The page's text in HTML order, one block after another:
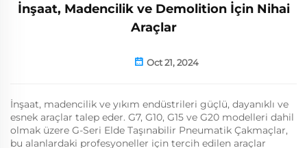
İnşaat, Madencilik ve Demolition İçin Nihai
Araçlar
Oct 21, 2024
İnşaat, madencilik ve yıkım endüstrileri güçlü, dayanıklı ve
esnek araçlar talep eder. G7, G10, G15 ve G20 modelleri dahil
olmak üzere G-Seri Elde Taşınabilir Pneumatik Çakmaçlar,
bu alanlardaki profesyoneller için tercih edilen araçlar